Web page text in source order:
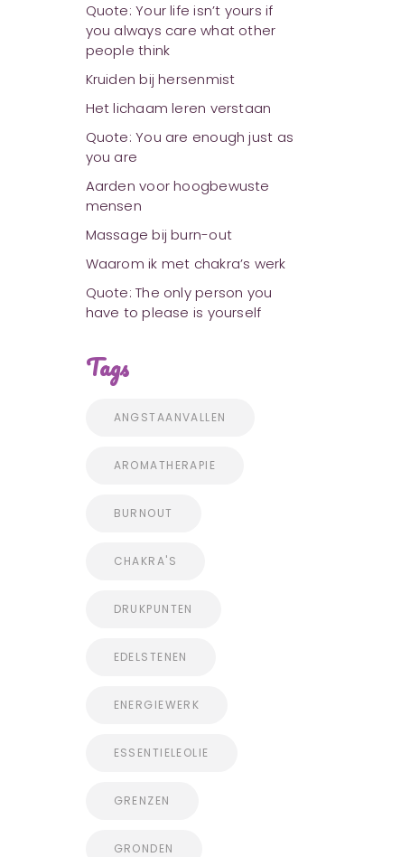
Quote: Your life isn’t yours if
you always care what other
people think
Kruiden bij hersenmist
Het lichaam leren verstaan
Quote: You are enough just as
you are
Aarden voor hoogbewuste
mensen
Massage bij burn-out
Waarom ik met chakra’s werk
Quote: The only person you
have to please is yourself
Tags
ANGSTAANVALLEN
AROMATHERAPIE
BURNOUT
CHAKRA'S
DRUKPUNTEN
EDELSTENEN
ENERGIEWERK
ESSENTIELEOLIE
GRENZEN
GRONDEN